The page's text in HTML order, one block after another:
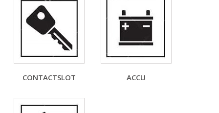
CONTACTSLOT ACCU